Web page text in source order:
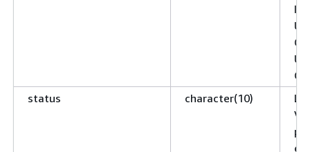
status
character(10)
Lo